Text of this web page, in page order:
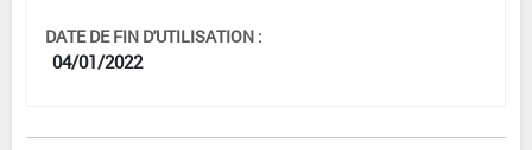
DATE DE FIN D'UTILISATION :
04/01/2022